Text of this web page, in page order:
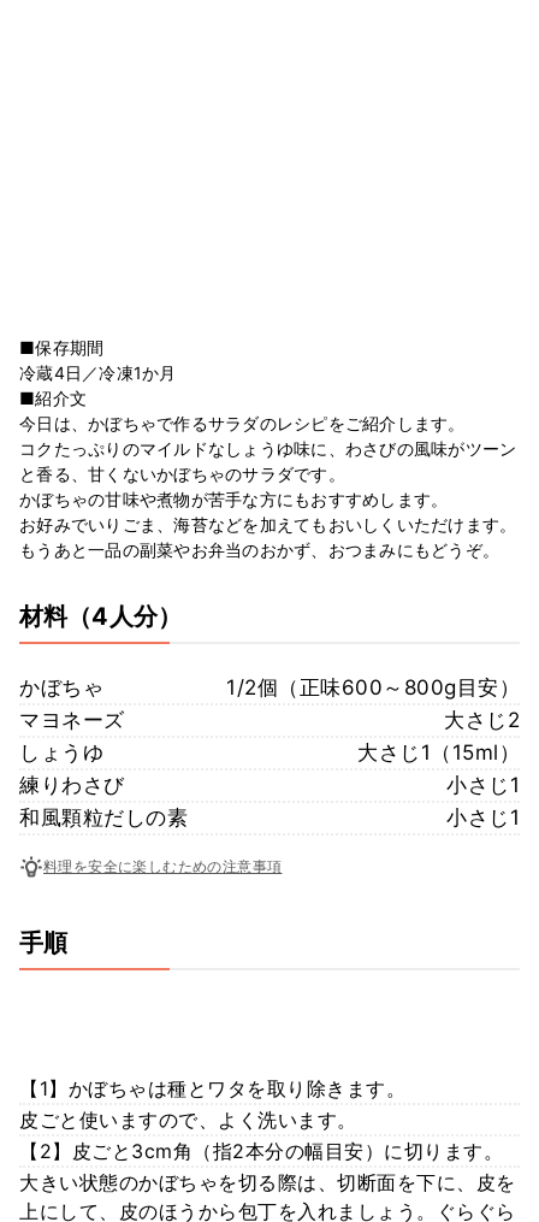
■保存期間
冷蔵4日／冷凍1か月
■紹介文
今日は、かぼちゃで作るサラダのレシピをご紹介します。
コクたっぷりのマイルドなしょうゆ味に、わさびの風味がツーン
と香る、甘くないかぼちゃのサラダです。
かぼちゃの甘味や煮物が苦手な方にもおすすめします。
お好みでいりごま、海苔などを加えてもおいしくいただけます。
もうあと一品の副菜やお弁当のおかず、おつまみにもどうぞ。
材料（4人分）
かぼちゃ
1/2個（正味600～800g目安）
マヨネーズ
大さじ2
しょうゆ
大さじ1（15ml）
練りわさび
小さじ1
和風顆粒だしの素
小さじ1
料理を安全に楽しむための注意事項
手順
【1】かぼちゃは種とワタを取り除きます。
皮ごと使いますので、よく洗います。
【2】皮ごと3cm角（指2本分の幅目安）に切ります。
大きい状態のかぼちゃを切る際は、切断面を下に、皮を
上にして、皮のほうから包丁を入れましょう。ぐらぐら